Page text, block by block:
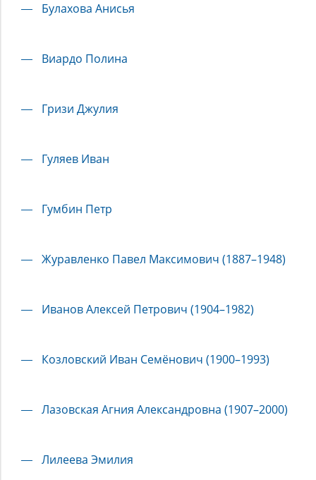
Булахова Анисья
Виардо Полина
Гризи Джулия
Гуляев Иван
Гумбин Петр
Журавленко Павел Максимович (1887–1948)
Иванов Алексей Петрович (1904–1982)
Козловский Иван Семёнович (1900–1993)
Лазовская Агния Александровна (1907–2000)
Лилеева Эмилия